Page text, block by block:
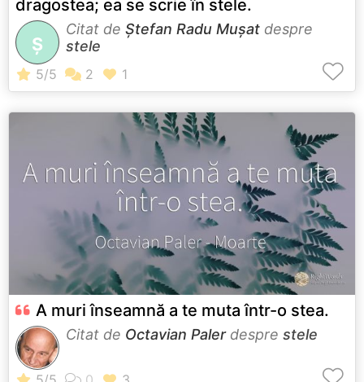
dragostea; ea se scrie în stele.
Ş
Citat de Ştefan Radu Muşat despre
stele
A muri înseamnă a te muta într-o stea.
Citat de Octavian Palerdespre stele